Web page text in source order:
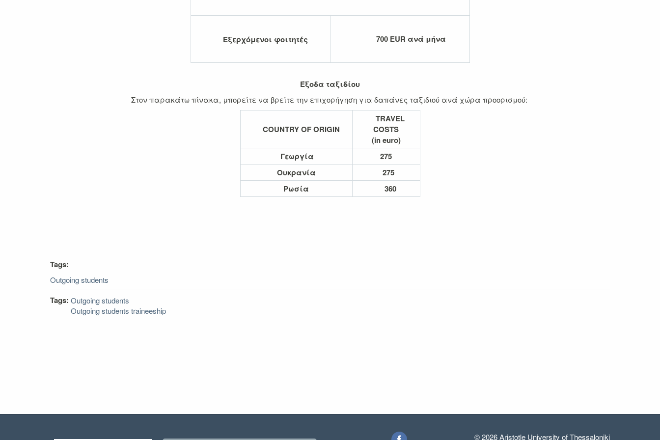
Εξερχόμενοι φοιτητές 700 EUR ανά μήνα
Έξοδα ταξιδίου
Στον παρακάτω πίνακα, μπορείτε να βρείτε την επιχορήγηση για δαπάνες ταξιδιού ανά χώρα προορισμού:
COUNTRY OF ORIGIN
TRAVEL
COSTS
(in euro)
Γεωργία
275
Ουκρανία
275
Ρωσία
360
Tags:
Outgoing students
Tags: Outgoing students
Outgoing students traineeship
© 2026 Aristotle University of Thessaloniki